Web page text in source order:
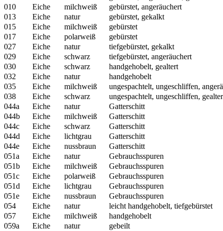
010
Eiche milchweiß
gebürstet, angeräuchert
013
Eiche natur
gebürstet, gekalkt
015
Eiche milchweiß
gebürstet
017
Eiche polarweiß
gebürstet
027
Eiche natur
tiefgebürstet, gekalkt
029
Eiche schwarz
tiefgebürstet, angeräuchert
030
Eiche schwarz
handgehobelt, gealtert
032
Eiche natur
handgehobelt
035
Eiche milchweiß
ungespachtelt, ungeschliffen,
038
Eiche schwarz
ungespachtelt, ungeschliffen,
044a
Eiche natur
Gatterschitt
044b
Eiche milchweiß
Gatterschitt
044c
Eiche schwarz
Gatterschitt
044d
Eiche lichtgrau
Gatterschitt
044e
Eiche nussbraun
Gatterschitt
051a
Eiche natur
Gebrauchsspuren
051b
Eiche milchweiß
Gebrauchsspuren
051c
Eiche polarweiß
Gebrauchsspuren
051d
Eiche lichtgrau
Gebrauchsspuren
051e
Eiche nussbraun
Gebrauchsspuren
054
Eiche natur
leicht handgehobelt, tiefgebürstet
057
Eiche milchweiß
handgehobelt
059a
Eiche natur
gebeilt